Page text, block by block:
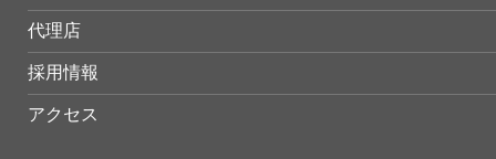
代理店
採用情報
アクセス